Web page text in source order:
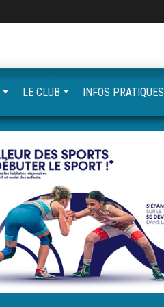
LE CLUB INFOS PRATIQUES